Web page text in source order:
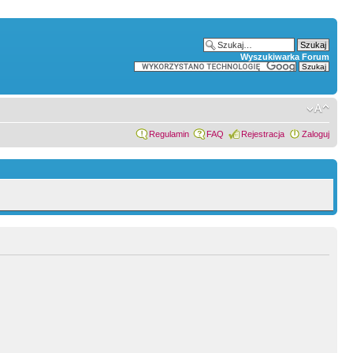
Wyszukiwarka Forum
Regulamin FAQ Rejestracja Zaloguj